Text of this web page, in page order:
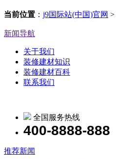
当前位置 ： j9国际站(中国)官网 >
新闻导航
关于我们
装修建材知识
装修建材百科
联系我们
全国服务热线
400-8888-888
推荐新闻